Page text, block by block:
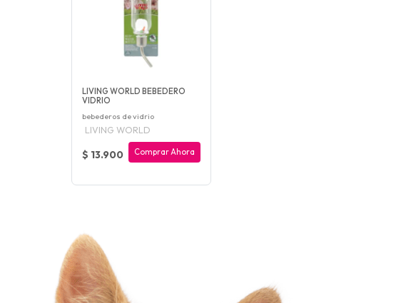
LIVING WORLD BEBEDERO
VIDRIO
bebederos de vidrio
LIVING WORLD
$ 13.900 Comprar Ahora